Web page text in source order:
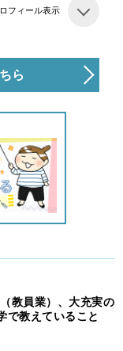
フィール表示
ら
教員業）、大充実の
で教えていること